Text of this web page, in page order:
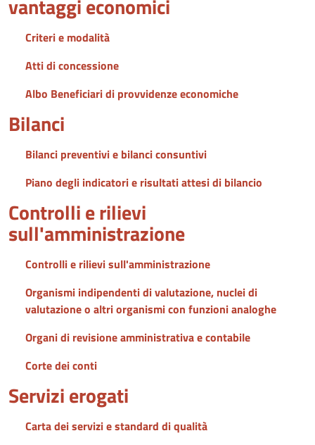
vantaggi economici
Criteri e modalità
Atti di concessione
Albo Beneficiari di provvidenze economiche
Bilanci
Bilanci preventivi e bilanci consuntivi
Piano degli indicatori e risultati attesi di bilancio
Controlli e rilievi
sull'amministrazione
Controlli e rilievi sull'amministrazione
Organismi indipendenti di valutazione, nuclei di
valutazione o altri organismi con funzioni analoghe
Organi di revisione amministrativa e contabile
Corte dei conti
Servizi erogati
Carta dei servizi e standard di qualità